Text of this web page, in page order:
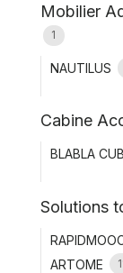
Mobilier
1
NAUTILUS
Cabine
BLABLA
Solutions
ARTOME